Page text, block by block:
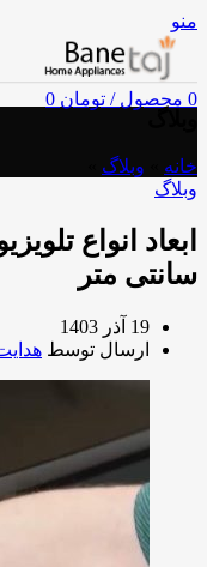
منو
0 محصول / تومان
خانه وبلاگ
وبلاگ
سانتی متر
19 آذر 1403
ارسال توسط